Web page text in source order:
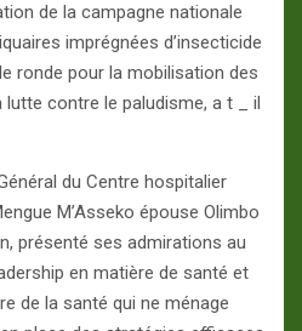
de la campagne nationale
imprégnées d’insecticide
ronde pour la mobilisation des
contre le paludisme, a t _ il
du Centre hospitalier
M’Asseko épouse Olimbo
présenté ses admirations au
en matière de santé et
de la santé qui ne ménage